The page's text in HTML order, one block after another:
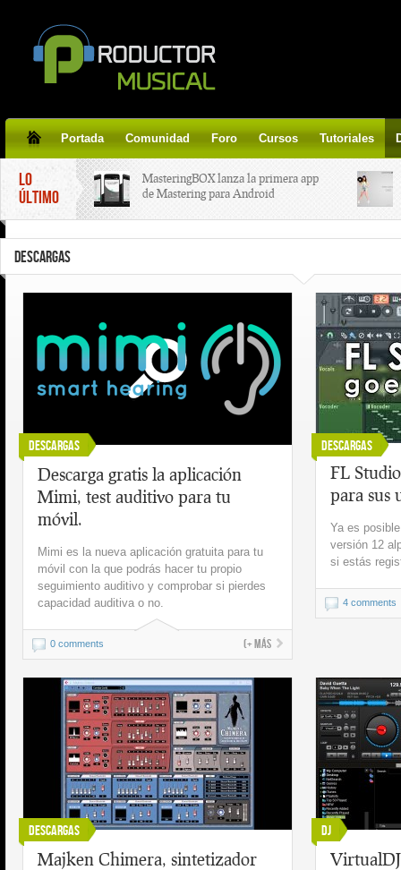
Portada Comunidad Foro Cursos Tutoriales
LO
ÚLTIMO
MasteringBOX lanza la primera app
de Mastering para Android
pedal de delay.
Tutorial de CLA Effects, aprende a
aplicar efectos a tus voces.
DESCARGAS
Descargas
Descarga gratis la aplicación
Mimi, test auditivo para tu
móvil.
Mimi es la nueva aplicación gratuita para tu
móvil con la que podrás hacer tu propio
seguimiento auditivo y comprobar si pierdes
capacidad auditiva o no.
0 comments (+ más
Descargas
FL
para sus
Ya es
versión 12
si estás
4 comments
Descargas
Majken Chimera, sintetizador
DJ